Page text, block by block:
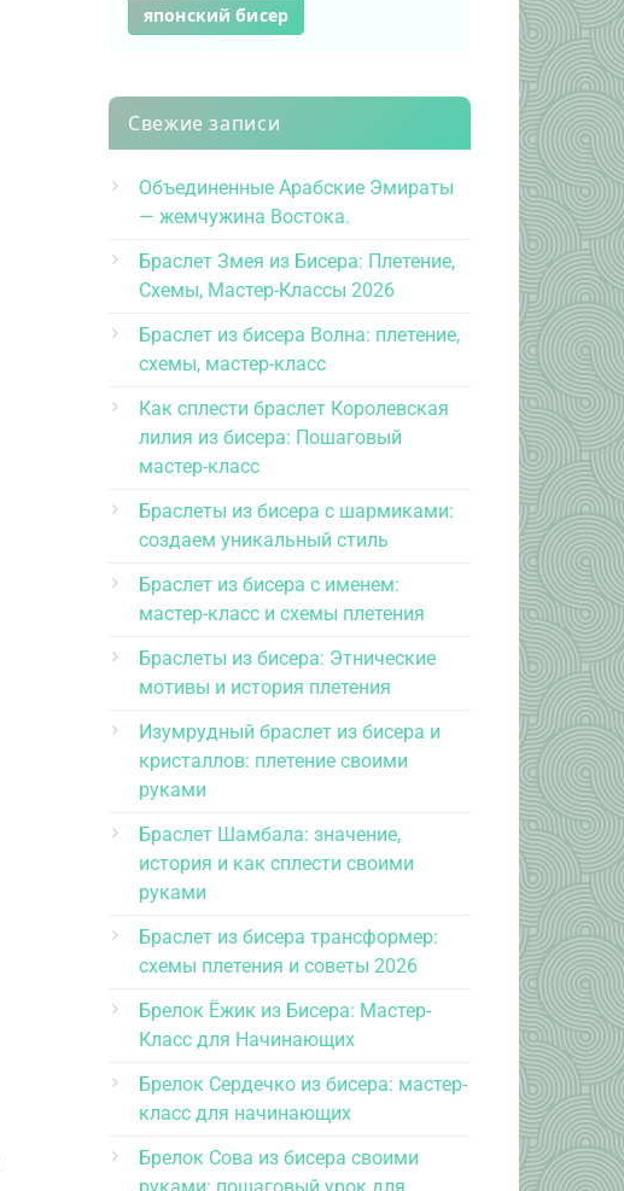
японский бисер
Свежие записи
Объединенные Арабские Эмираты
— жемчужина Востока.
Браслет Змея из Бисера: Плетение,
Схемы, Мастер-Классы 2026
Браслет из бисера Волна: плетение,
схемы, мастер-класс
Как сплести браслет Королевская
лилия из бисера: Пошаговый
мастер-класс
Браслеты из бисера с шармиками:
создаем уникальный стиль
Браслет из бисера с именем:
мастер-класс и схемы плетения
Браслеты из бисера: Этнические
мотивы и история плетения
Изумрудный браслет из бисера и
кристаллов: плетение своими
руками
Браслет Шамбала: значение,
история и как сплести своими
руками
Браслет из бисера трансформер:
схемы плетения и советы 2026
Брелок Ёжик из Бисера: Мастер-
Класс для Начинающих
Брелок Сердечко из бисера: мастер-
класс для начинающих
Брелок Сова из бисера своими